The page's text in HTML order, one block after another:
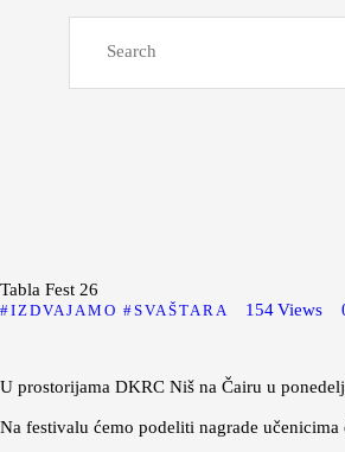
Tabla Fest 26
IZDVAJAMO SVAŠTARA 154 Views
U prostorijama DKRC Niš na Čairu u
Na festivalu ćemo podeliti nagrade